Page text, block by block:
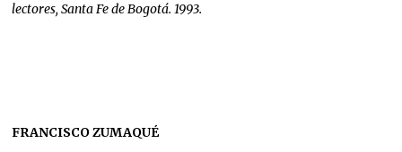
lectores, SantaFe de Bogotá. 1993.
FRANCISCO ZUMAQUÉ